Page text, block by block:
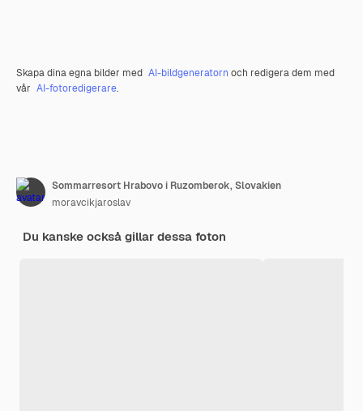
Skapa dina egna bilder med AI-bildgeneratorn och redigera dem med
vår AI-fotoredigerare.
Sommarresort Hrabovo i Ruzomberok, Slovakien
moravcikjaroslav
Du kanske också gillar dessa foton